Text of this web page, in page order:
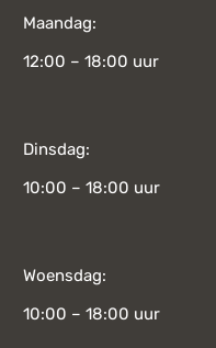
Maandag:
12:00 – 18:00 uur
Dinsdag:
10:00 – 18:00 uur
Woensdag:
10:00 – 18:00 uur